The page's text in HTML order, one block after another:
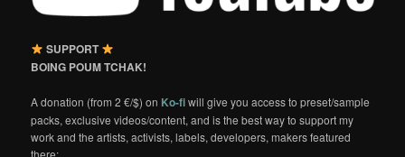
SUPPORT
BOING POUM TCHAK!
A donation (from 2 €/$) on Ko-fiwill give you access to preset/sample
packs, exclusive videos/content, and is the best way to support my
work and the artists, activists, labels, developers, makers featured
there: